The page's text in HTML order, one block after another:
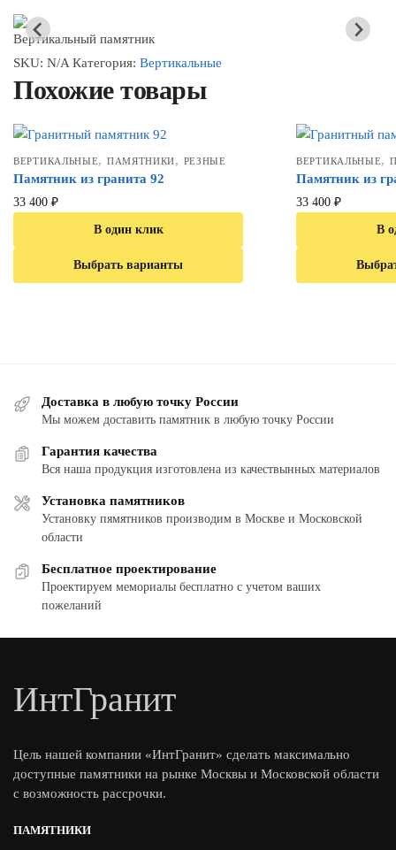
Вертикальный памятник
SKU: N/A Категория: Вертикальные
Похожие товары
ВЕРТИКАЛЬНЫЕ, ПАМЯТНИКИ, РЕЗНЫЕ
Памятник из гранита 92
33 400 ₽
В один клик
Выбрать варианты
ВЕРТИКАЛЬНЫЕ,
Памятник из
33 400 ₽
В
Доставка в любую точку России
Мы можем доставить памятник в любую точку России
Гарантия качества
Вся наша продукция изготовлена из качествынных материалов
Установка памятников
Установку пямятников производим в Москве и Московской
области
Бесплатное проектирование
Проектируем мемориалы бесплатно с учетом ваших
пожеланий
ИнтГранит
Цель нашей компании «ИнтГранит» сделать максимально
доступные памятники на рынке Москвы и Московской области
с возможность рассрочки.
ПАМЯТНИКИ